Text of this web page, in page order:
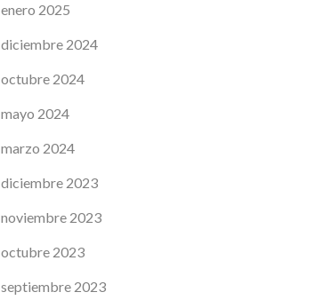
enero 2025
diciembre 2024
octubre 2024
mayo 2024
marzo 2024
diciembre 2023
noviembre 2023
octubre 2023
septiembre 2023